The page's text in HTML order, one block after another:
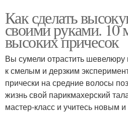
Низкий хвост
Хвост на средних
волосах
Как сделать
своими руками. 10
высоких причесок
Вы сумели отрастить
к смелым и дерзким
прически на средние волосы
жизнь свой парикмахерский
мастер-класс и учитесь новым